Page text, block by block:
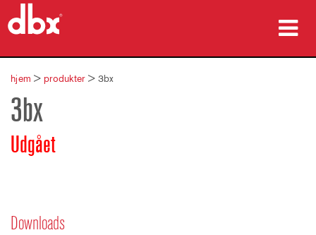
produkter
Case studies
hvor man kan købe
hjem >produkter> 3bx
3bx
Udgået
Downloads